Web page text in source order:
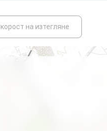
на изтегляне